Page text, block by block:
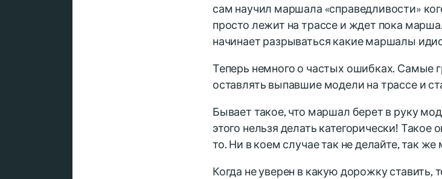
сам научил маршала «справедливости»
просто лежит на трассе и ждет пока
начинает разрываться какие маршалы
Теперь немного о частых ошибках. Самые
оставлять выпавшие модели на трассе и
Бывает такое, что маршал берет в руку
этого нельзя делать категорически!
то. Ни в коем случае так не делайте, так
Когда не уверен в какую дорожку ставить,